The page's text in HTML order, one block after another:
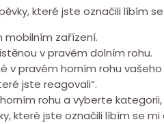
které jste označili líbím
mobilním zařízení.
v pravém dolním rohu.
v pravém horním rohu vašeho
jste reagovali“.
rohu a vyberte
které jste označili líbím se